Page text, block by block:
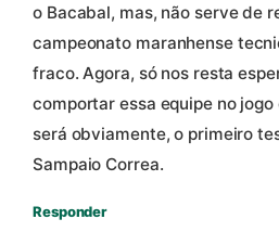
o Bacabal, mas, não serve de
campeonato maranhense
fraco. Agora, só nos resta
comportar essa equipe no
será obviamente, o primeiro
Sampaio Correa.
Responder